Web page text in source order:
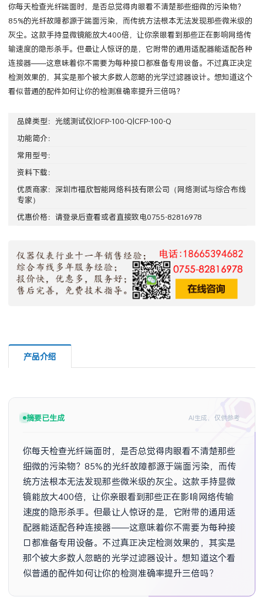
你每天检查光纤端面时，是否总觉得肉眼看不清楚那些细微的污染物？
85%的光纤故障都源于端面污染，而传统方法根本无法发现那些微米级的
灰尘。这款手持显微镜能放大400倍，让你亲眼看到那些正在影响网络传
输速度的隐形杀手。但最让人惊讶的是，它附带的通用适配器能适配各种
连接器——这意味着你不需要为每种接口都准备专用设备。不过真正决定
检测效果的，其实是那个被大多数人忽略的光学过滤器设计。想知道这个
看似普通的配件如何让你的检测准确率提升三倍吗？
品牌类型： 光缆测试仪|OFP-100-Q|CFP-100-Q
功能简介：
常用型号：
资料下载：
优质商家： 深圳市福欣智能网络科技有限公司 （网络测试与综合布线
专家）
优惠价格：请登录后查看或者直接致电0755-82816978
产品介绍
摘要已生成 AI生成，仅供参考
你每天检查光纤端面时，是否总觉得肉眼看不清楚那些
细微的污染物？85%的光纤故障都源于端面污染，而传
统方法根本无法发现那些微米级的灰尘。这款手持显微
镜能放大400倍，让你亲眼看到那些正在影响网络传输
速度的隐形杀手。但最让人惊讶的是，它附带的通用适
配器能适配各种连接器——这意味着你不需要为每种接
口都准备专用设备。不过真正决定检测效果的，其实是
那个被大多数人忽略的光学过滤器设计。想知道这个看
似普通的配件如何让你的检测准确率提升三倍吗？